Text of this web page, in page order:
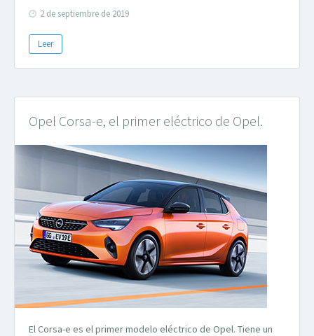
2 de septiembre de 2019
Leer
Opel Corsa-e, el primer eléctrico de Opel.
El Corsa-e es el primer modelo eléctrico de Opel. Tiene un